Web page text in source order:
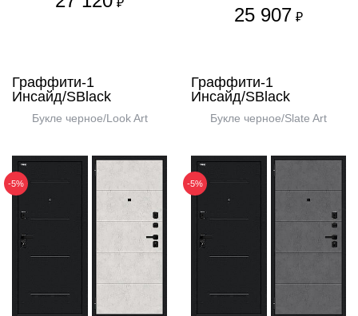
₽
25 907 ₽
Граффити-1
Инсайд/SBlack
Букле черное/Look Art
-5%
Граффити-1
Инсайд/SBlack
Букле черное/Slate Art
-5%